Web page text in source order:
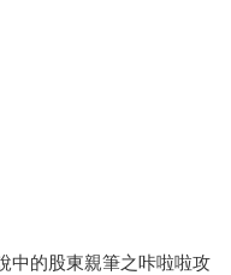
中的股東親筆之咔啦啦攻